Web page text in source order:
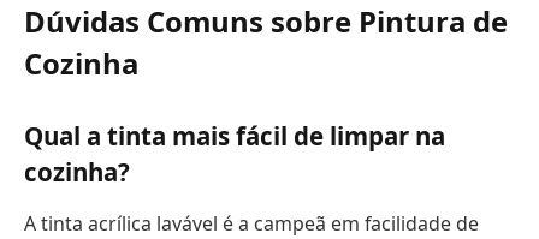
Dúvidas Comuns sobre Pintura de
Cozinha
Qual a tinta mais fácil de limpar na
cozinha?
A tinta acrílica lavável é a campeã em facilidade de